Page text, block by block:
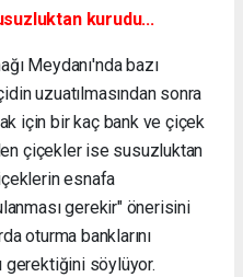
kurudu...
Meydanı'nda bazı
uzuatılmasından sonra
için bir kaç bank ve çiçek
çiçekler ise susuzluktan
esnafa
gerekir" önerisini
oturma banklarını
gerektiğini söylüyor.